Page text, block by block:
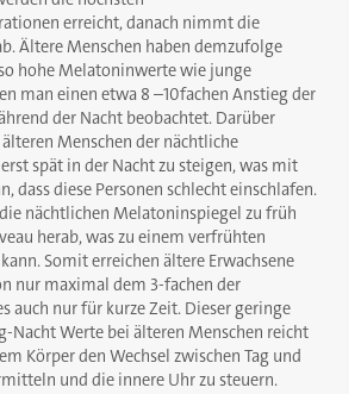
erreicht, danach nimmt die
Ältere Menschen haben demzufolge
hohe Melatoninwerte wie junge
man einen etwa 8 –10fachen Anstieg der
der Nacht beobachtet. Darüber
Menschen der nächtliche
spät in der Nacht zu steigen, was mit
dass diese Personen schlecht einschlafen.
nächtlichen Melatoninspiegel zu früh
herab, was zu einem verfrühten
Somit erreichen ältere Erwachsene
nur maximal dem 3-fachen der
auch nur für kurze Zeit. Dieser geringe
Nacht Werte bei älteren Menschen reicht
Körper den Wechsel zwischen Tag und
und die innere Uhr zu steuern.